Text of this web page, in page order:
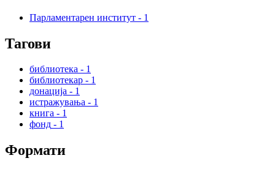
Парламентарен институт - 1
Тагови
библиотека - 1
библиотекар - 1
донација - 1
истражувања - 1
книга - 1
фонд - 1
Формати